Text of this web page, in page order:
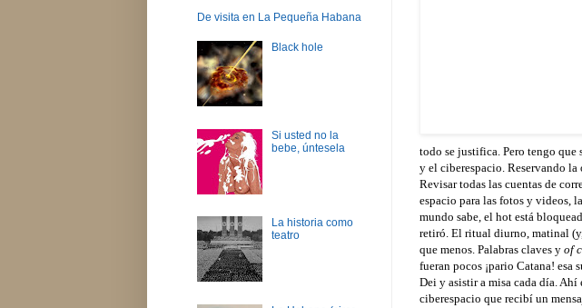
todo se justifica. Pero tengo que
y el ciberespacio. Reservando
Revisar todas las cuentas de
espacio para las fotos y videos,
mundo sabe, el hot está
retiró. El ritual diurno, matinal
que menos. Palabras claves y of
fueran pocos ¡pario Catana! esa
Dei y asistir a misa cada día. Ahí
ciberespacio que recibí un
De visita en La Pequeña Habana
Black hole
Si usted no la
bebe, úntesela
La historia como
teatro